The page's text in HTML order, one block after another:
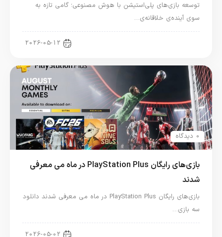
توسعه بازی‌های پلی‌استیشن با هوش مصنوعی؛ گامی تازه به
سوی آینده‌ی خلاقانه‌ی…
2026-05-12
0 دیدگاه
بازی‌های رایگان PlayStation Plus در ماه می معرفی
شدند
بازی‌های رایگان PlayStation Plus در ماه می معرفی شدند دانلود
سه بازی…
2026-05-02